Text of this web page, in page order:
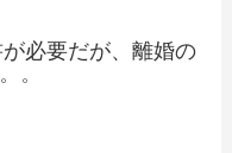
必要だが、離婚の
゜